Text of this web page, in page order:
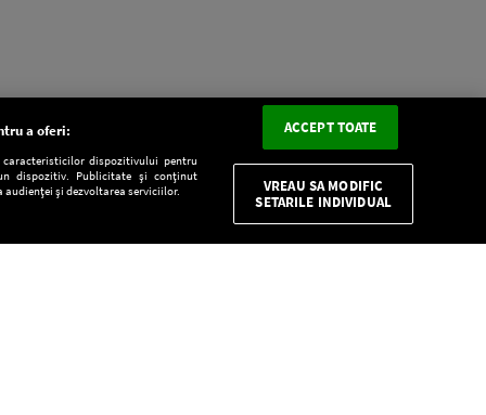
CONFIDENŢIALITATE
a oferi:
dispozitivului pentru
dispozitiv. Publicitate și conținut
și dezvoltarea serviciilor.
ACCEPT TOATE
VREAU SA MODIFIC
SETARILE INDIVIDUAL